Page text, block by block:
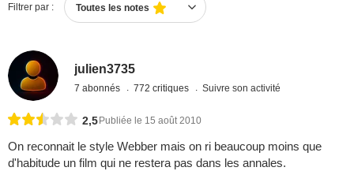
Filtrer par : Toutes les notes
julien3735
7 abonnés 772 critiques Suivre son activité
2,5 Publiée le 15 août 2010
On reconnait le style Webber mais on ri beaucoup moins que
d'habitude un film qui ne restera pas dans les annales.